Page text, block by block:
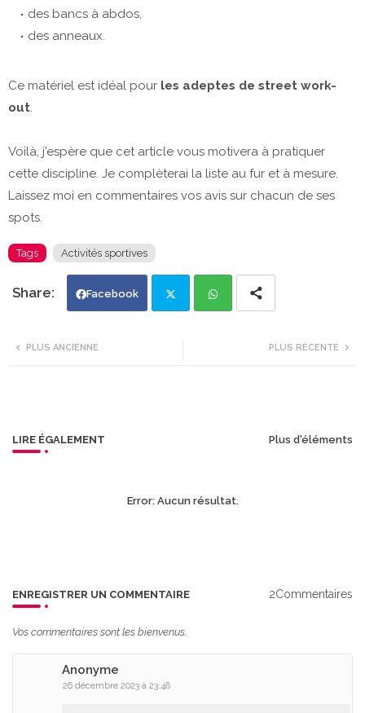
des bancs à abdos,
des anneaux.
Ce matériel est idéal pour les adeptes de street work-
out.
Voilà, j'espère que cet article vous motivera à pratiquer
cette discipline. Je complèterai la liste au fur et à mesure.
Laissez moi en commentaires vos avis sur chacun de ses
spots.
Tags Activités sportives
Facebook
PLUS RÉCENTE
PLUS ANCIENNE
LIRE ÉGALEMENT Plus d'éléments
Error:Aucun résultat.
ENREGISTRER UN COMMENTAIRE 2Commentaires
Vos commentaires sont les bienvenus.
Anonyme
26 décembre 2023 à 23:48